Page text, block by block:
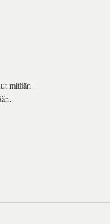
mitään.